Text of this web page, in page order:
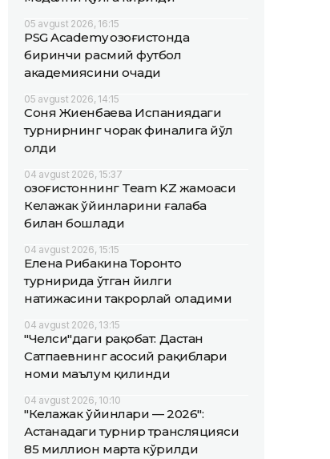
05 avgust 2026, 16:15
PSG Academy Қозоғистонда
биринчи расмий футбол
академиясини очади
05 avgust 2026, 14:15
Соня Жиенбаева Испаниядаги
турнирнинг чорак финалига йўл
олди
04 avgust 2026, 15:37
Қозоғистоннинг Team KZ жамоаси
Келажак ўйинларини ғалаба
билан бошлади
04 avgust 2026, 15:15
Елена Рибакина Торонто
турнирида ўтган йилги
натижасини такрорлай оладими
04 avgust 2026, 13:15
"Челси"даги рақобат: Дастан
Сатпаевнинг асосий рақиблари
номи маълум қилинди
04 avgust 2026, 10:10
"Келажак ўйинлари — 2026":
Астанадаги турнир трансляцияси
85 миллион марта кўрилди